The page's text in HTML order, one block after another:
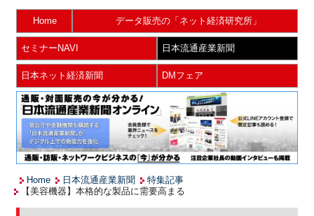
Home データ販売の「ネット経済研究所」
セミナーNAVI 日本流通産業新聞
日本ネット経済新聞 DMフェア
Home 日本流通産業新聞
特集記事
【美容機器】本格的な製品に需要高まる